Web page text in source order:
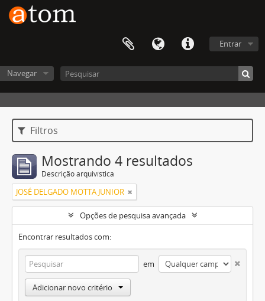
Entrar
Navegar
Filtros
Mostrando 4 resultados
Descrição arquivística
JOSÉ DELGADO MOTTA JUNIOR
Opções de pesquisa avançada
Encontrar resultados com:
em
Adicionar novo critério